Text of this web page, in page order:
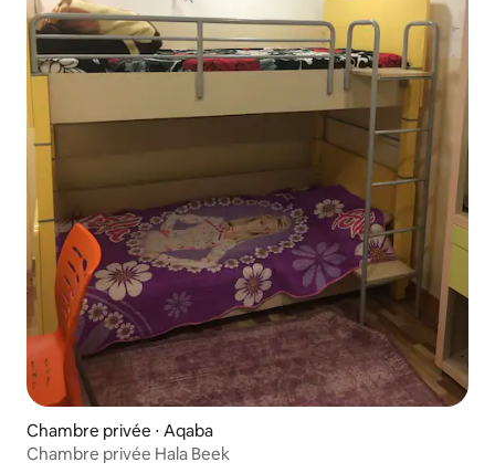
Chambre privée ⋅ Aqaba
Chambre privée Hala Beek